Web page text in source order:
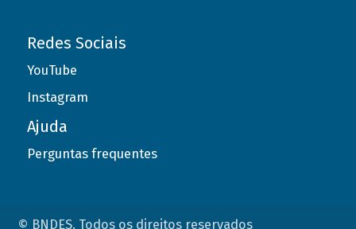
Redes Sociais
YouTube
Instagram
Ajuda
Perguntas frequentes
© BNDES. Todos os direitos reservados